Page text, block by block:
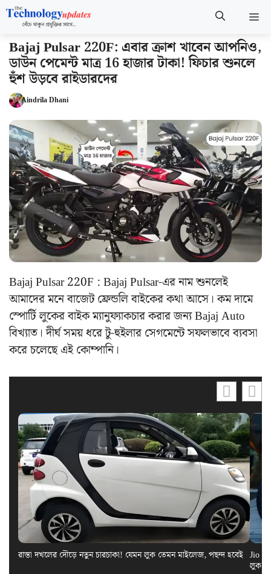
Skip
content
Bajaj Pulsar 220F: এবার ক্রাশ খাবেন আপনিও,
ডাউন পেমেন্ট মাত্র 16 হাজার টাকা! ফিচার শুনলে
হুঁশ উড়বে রাইডারদের
Aindrila Dhani
Bajaj Pulsar 220F : Bajaj Pulsar-এর নাম শুনলেই
আমাদের মনে বাজেট ফ্রেন্ডলি বাইকের কথা আসে। কম দামে
স্পোর্টি লুকের বাইক ম্যানুফ্যাকচার করার জন্য Bajaj Auto
বিখ্যাত। দীর্ঘ সময় ধরে টু-হুইলার সেগমেন্টে সফলভাবে ব্যবসা
করে চলেছে এই কোম্পানি।
রাস্তা দখলের দৌড়ে নতুন চারচাকা! যেমন লুক তেমন মাইলেজ, পছন্দ হবেই Jio
লুক